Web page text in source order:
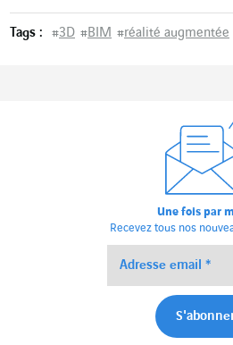
Tags : #3D #BIM #réalité augmentée
Une fois par
Recevez tous nos